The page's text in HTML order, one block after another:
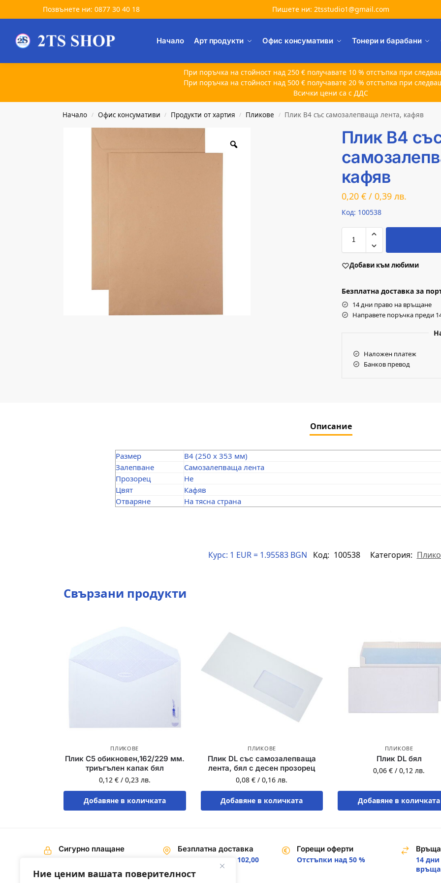
Ние ценим вашата поверителност
Позвънете ни: 0877 30 40 18 Пишете ни: 2tsstudio1@gmail.com
Начало Арт продукти Офис консумативи Тонери и барабани
Търсене
При поръчка на стойност над 250 € получавате 10 % отстъпка при
При поръчка на стойност над 500 € получавате 20 % отстъпка при
Всички цени са с ДДС
Начало / Офис консумативи / Продукти от хартия / Пликове / Плик B4 със самозалепваща лента, кафяв
Плик B4
кафяв
0,20 € / 0,39 лв.
Код: 100538
Добави към любими
Безплатна доставка за
14 дни право на връщане
Направете поръчка преди
Наложен платеж
Банков превод
Описание
Размер
B4 (250 x 353 мм)
Залепване
Самозалепваща лента
Прозорец
Не
Цвят
Кафяв
Отваряне
На тясна страна
Курс: 1 EUR = 1.95583 BGN Код: 100538 Категория:
Свързани продукти
ПЛИКОВЕ
Плик C5 обикновен,162/229 мм.
триъгълен капак бял
0,12 € / 0,23 лв.
Добавяне в количката
ПЛИКОВЕ
Плик DL със самозалепваща
лента, бял с десен прозорец
0,08€ /0,16лв.
Добавяне в количката
ПЛИКОВЕ
Плик DL бял
0,06€ /0,12лв.
Добавяне в количката
Сигурно плащане
Безплатна доставка
На поръчки над 102,00
€ / 200,00 лв.
Горещи оферти
Отстъпки над 50 %
14